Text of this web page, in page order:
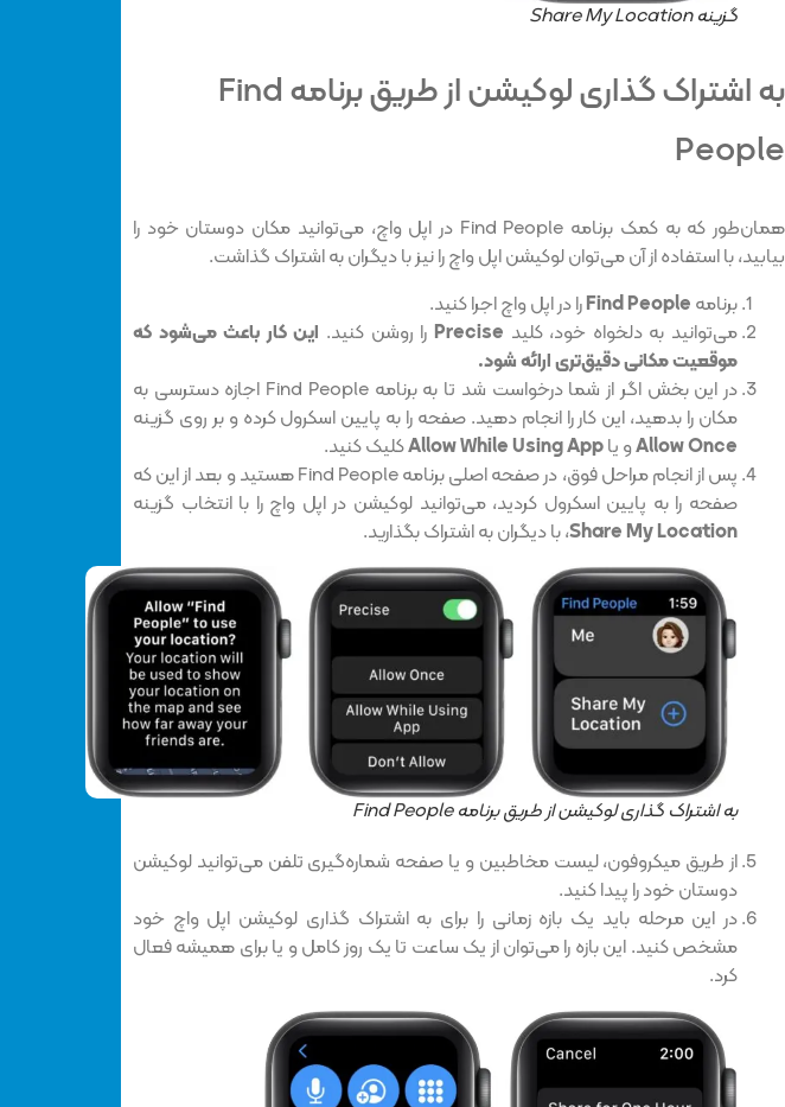
گزینه Share My Location
به اشتراک گذاری لوکیشن از طریق برنامه Find
People
همان‌طور که به کمک برنامه Find People در اپل واچ، می‌توانید مکان دوستان خود را
بیابید، با استفاده از آن می‌توان لوکیشن اپل واچ را نیز با دیگران به اشتراک گذاشت.
برنامه Find Peopleرا در اپل واچ اجرا کنید.
می‌توانید به دلخواه خود، کلید Precise را روشن کنید. این کار باعث می‌شود که
موقعیت مکانی دقیق‌تری ارائه شود.
در این بخش اگر از شما درخواست شد تا به برنامه Find People اجازه دسترسی به
مکان را بدهید، این کار را انجام دهید. صفحه را به پایین اسکرول کرده و بر روی گزینه
Allow Onceو یاAllow While Using Appکلیک کنید.
پس از انجام مراحل فوق، در صفحه اصلی برنامه Find People هستید و بعد از این که
صفحه را به پایین اسکرول کردید، می‌توانید لوکیشن در اپل واچ را با انتخاب گزینه
Share My Location، با دیگران به اشتراک بگذارید.
به اشتراک گذاری لوکیشن از طریق برنامه Find People
از طریق میکروفون، لیست مخاطبین و یا صفحه شماره‌گیری تلفن می‌توانید لوکیشن
دوستان خود را پیدا کنید.
در این مرحله باید یک بازه زمانی را برای به اشتراک گذاری لوکیشن اپل واچ خود
مشخص کنید. این بازه را می‌توان از یک ساعت تا یک روز کامل و یا برای همیشه فعال
کرد.